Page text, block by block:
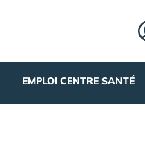
EMPLOI CENTRE SANTÉ